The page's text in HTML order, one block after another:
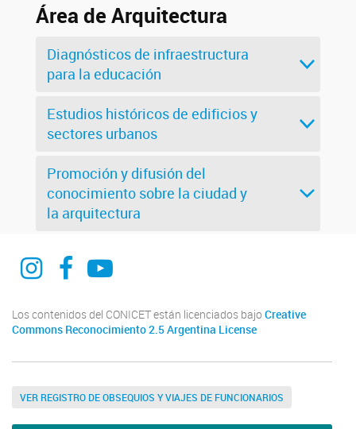
Área de Arquitectura
Diagnósticos de infraestructura
para la educación
Estudios históricos de edificios y
sectores urbanos
Promoción y difusión del
conocimiento sobre la ciudad y
la arquitectura
@curdiur.conicet.unr
CURDIUR CONICET UNR@CURDIUR
Los contenidos del CONICET están licenciados bajo Creative
Commons Reconocimiento 2.5 Argentina License
VER REGISTRO DE OBSEQUIOS Y VIAJES DE FUNCIONARIOS